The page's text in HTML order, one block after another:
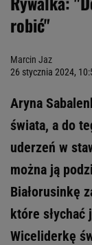
robić"
Marcin Jaz
26 stycznia 2024,
Aryna
świata, a do
uderzeń w
można ją
Białorusinkę
które słychać
Wiceliderkę